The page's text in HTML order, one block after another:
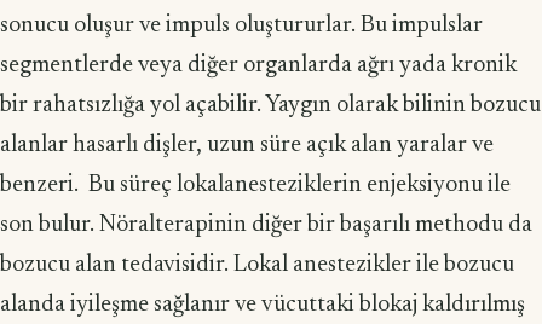
sonucu oluşur ve impuls oluştururlar. Bu impulslar
segmentlerde veya diğer organlarda ağrı yada kronik
bir rahatsızlığa yol açabilir. Yaygın olarak bilinin bozucu
alanlar hasarlı dişler, uzun süre açık alan yaralar ve
benzeri. Bu süreç lokalanesteziklerin enjeksiyonu ile
son bulur. Nöralterapinin diğer bir başarılı methodu da
bozucu alan tedavisidir. Lokal anestezikler ile bozucu
alanda iyileşme sağlanır ve vücuttaki blokaj kaldırılmış